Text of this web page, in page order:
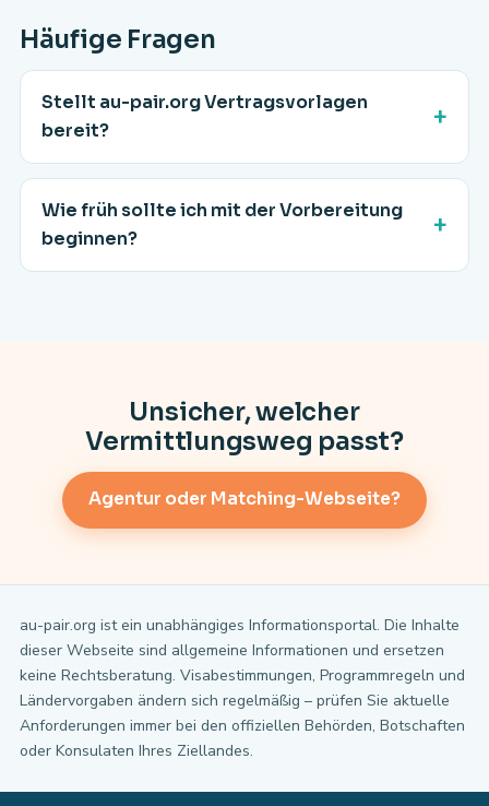
Häufige Fragen
Stellt au-pair.org Vertragsvorlagen
bereit?
Wie früh sollte ich mit der Vorbereitung
beginnen?
Unsicher, welcher
Vermittlungsweg passt?
Agentur oder Matching-Webseite?
au-pair.org ist ein unabhängiges Informationsportal. Die Inhalte
dieser Webseite sind allgemeine Informationen und ersetzen
keine Rechtsberatung. Visabestimmungen, Programmregeln und
Ländervorgaben ändern sich regelmäßig – prüfen Sie aktuelle
Anforderungen immer bei den offiziellen Behörden, Botschaften
oder Konsulaten Ihres Ziellandes.